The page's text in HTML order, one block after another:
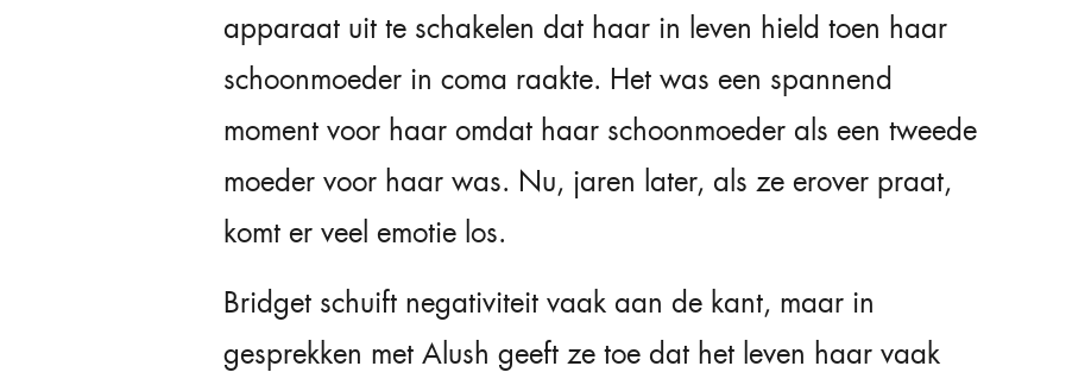
apparaat uit te schakelen dat haar in leven hield toen haar
schoonmoeder in coma raakte. Het was een spannend
moment voor haar omdat haar schoonmoeder als een tweede
moeder voor haar was. Nu, jaren later, als ze erover praat,
komt er veel emotie los.
Bridget schuift negativiteit vaak aan de kant, maar in
gesprekken met Alush geeft ze toe dat het leven haar vaak